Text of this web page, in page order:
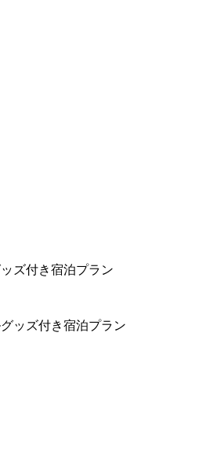
ズ付き宿泊プラン
ッズ付き宿泊プラン